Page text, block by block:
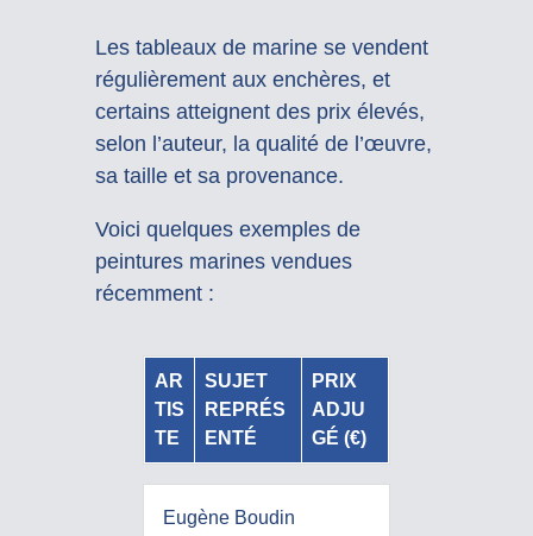
Les tableaux de marine se vendent
régulièrement aux enchères, et
certains atteignent des prix élevés,
selon l’auteur, la qualité de l’œuvre,
sa taille et sa provenance.
Voici quelques exemples de
peintures marines vendues
récemment :
AR
TIS
TE
SUJET
REPRÉS
ENTÉ
PRIX
ADJU
GÉ (€)
Eugène Boudin